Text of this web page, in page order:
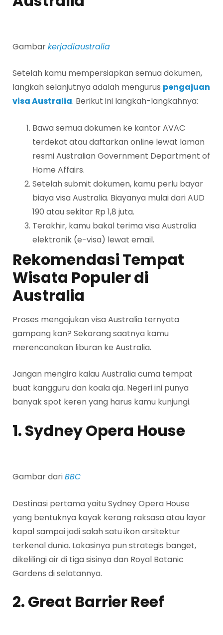
Gambarkerjadiaustralia
Setelah kamu mempersiapkan semua dokumen,
langkah selanjutnya adalah mengurus pengajuan
visa Australia. Berikut ini langkah-langkahnya:
Bawa semua dokumen ke kantor AVAC
terdekat atau daftarkan online lewat laman
resmi Australian Government Department of
Home Affairs.
Setelah submit dokumen, kamu perlu bayar
biaya visa Australia. Biayanya mulai dari AUD
190 atau sekitar Rp 1,8 juta.
Terakhir, kamu bakal terima visa Australia
elektronik (e-visa) lewat email.
Rekomendasi Tempat
Wisata Populer di
Australia
Proses mengajukan visa Australia ternyata
gampang kan? Sekarang saatnya kamu
merencanakan liburan ke Australia.
Jangan mengira kalau Australia cuma tempat
buat kangguru dan koala aja. Negeri ini punya
banyak spot keren yang harus kamu kunjungi.
1. Sydney Opera House
Gambar dariBBC
Destinasi pertama yaitu Sydney Opera House
yang bentuknya kayak kerang raksasa atau layar
kapal sampai jadi salah satu ikon arsitektur
terkenal dunia. Lokasinya pun strategis banget,
dikelilingi air di tiga sisinya dan Royal Botanic
Gardens di selatannya.
2. Great Barrier Reef